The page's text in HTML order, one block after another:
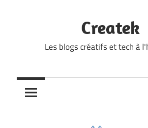
Createk
Les blogs créatifs et tech à